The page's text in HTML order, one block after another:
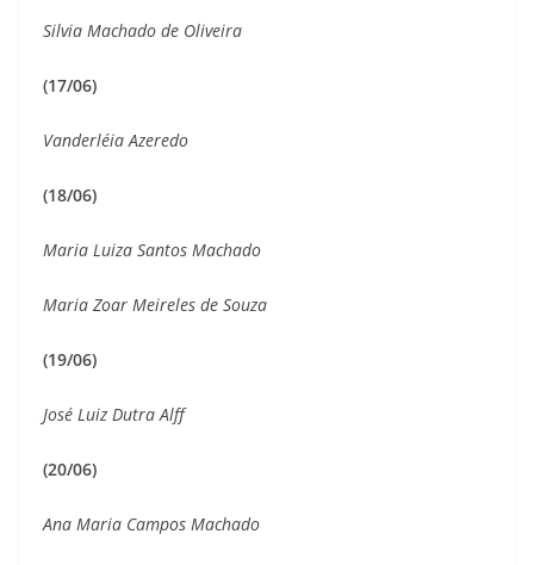
Silvia Machado de Oliveira
(17/06)
Vanderléia Azeredo
(18/06)
Maria Luiza Santos Machado
Maria Zoar Meireles de Souza
(19/06)
José Luiz Dutra Alff
(20/06)
Ana Maria Campos Machado